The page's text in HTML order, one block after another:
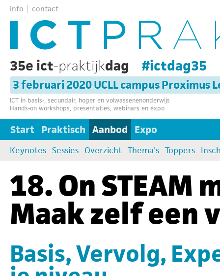
info contact
35e ict-praktijkdag #ictdag35
3 februari 2020 UCLL campus Proximus
ICT in basis-, secundair, hoger en volwassenenonderwijs
Hands-on workshops, presentaties, webinars en expo
Start Praktisch Aanbod Expo
Keynotes Sessies Overzicht Thema's Toppers
18. On
Maak zelf
Basis, Vervolg,